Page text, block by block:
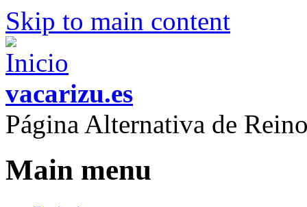
Skip to main content
vacarizu.es
Página Alternativa de
Main menu